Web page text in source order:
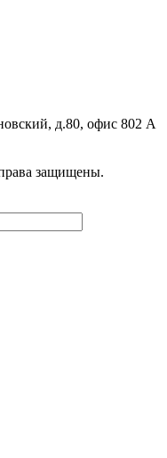
д.80, офис 802 А
защищены.